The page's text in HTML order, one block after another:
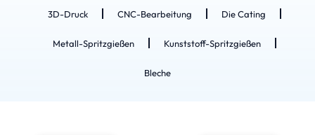
3D-Druck CNC-Bearbeitung Die Cating
Metall-Spritzgießen Kunststoff-Spritzgießen
Bleche